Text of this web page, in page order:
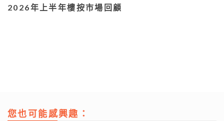
2026年上半年樓按市場回顧
您也可能感興趣：